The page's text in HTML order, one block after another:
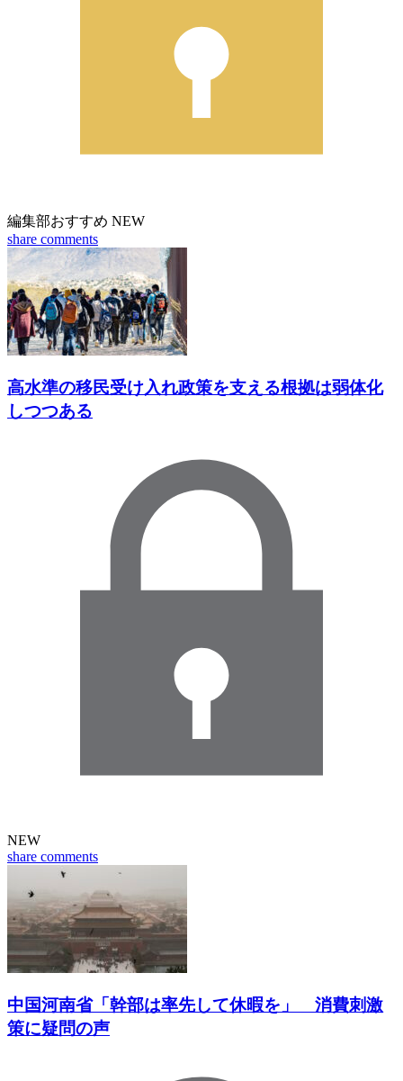
編集部おすすめ NEW
share comments
高水準の移民受け入れ政策を支える根拠は弱体化
しつつある
NEW
share comments
中国河南省「幹部は率先して休暇を」 消費刺激
策に疑問の声